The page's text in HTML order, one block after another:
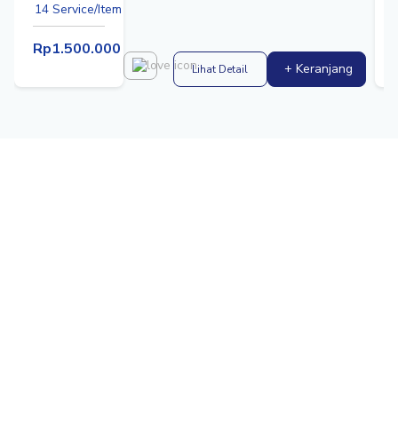
14 Service/Item
Rp1.500.000
Lihat Detail + Keranjang